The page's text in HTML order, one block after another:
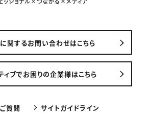
関するお問い合わせはこちら
ィブでお困りの企業様はこちら
質問 サイトガイドライン